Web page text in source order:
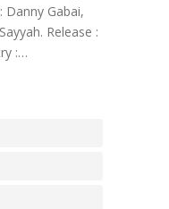
Danny Gabai,
Release :
:…